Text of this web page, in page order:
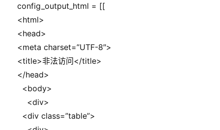
config_output_html = [[
<html>
<head>
<meta charset=”UTF-8″>
<title>非法访问</title>
</head>
<body>
<div>
<div class=”table”>